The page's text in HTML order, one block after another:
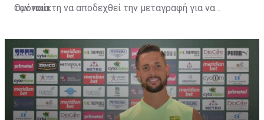
Ομόνοια.
τον παίκτη να αποδεχθεί την μεταγραφή για να
να λύσει το συμβόλαιό του, ώστε να μετακομίσει
ελεύθερα σε οποιαδήποτε νέα ομάδα το τρέχον
καλοκαίρι.